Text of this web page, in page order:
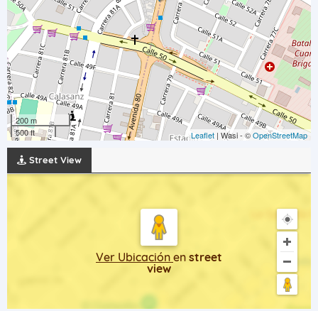
200 m
500 ft
Leaflet | Wasi - ©OpenStreetMap
Street View
Ver Ubicación en street
view